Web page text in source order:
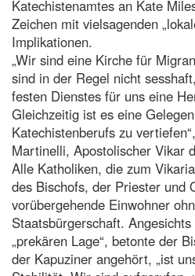
Katechistenamtes an Kate
Zeichen mit vielsagenden
Implikationen.
„Wir sind eine Kirche für
sind in der Regel nicht
festen Dienstes für uns eine
Gleichzeitig ist es eine
Katechistenberufs zu
Martinelli, Apostolischer Vikar
Alle Katholiken, die zum
des Bischofs, der Priester und
vorübergehende Einwohner
Staatsbürgerschaft.
„prekären Lage“, betonte der
der Kapuziner angehört, „ist